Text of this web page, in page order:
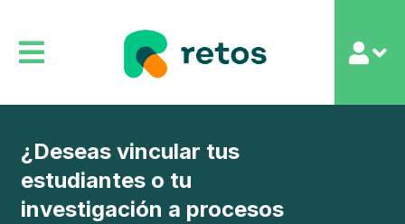
¿Deseas vincular tus
estudiantes o tu
investigación a procesos